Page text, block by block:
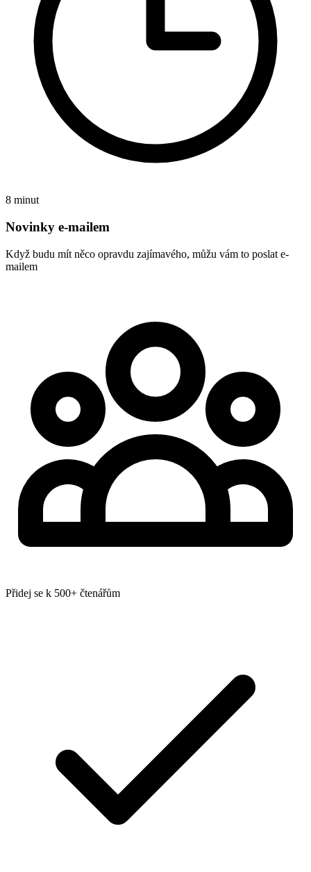
8 minut
Novinky e-mailem
Když budu mít něco opravdu zajímavého, můžu vám to poslat e-
mailem
Přidej se k 500+ čtenářům